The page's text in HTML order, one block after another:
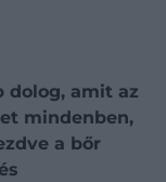
dolog, amit az
mindenben,
a bőr